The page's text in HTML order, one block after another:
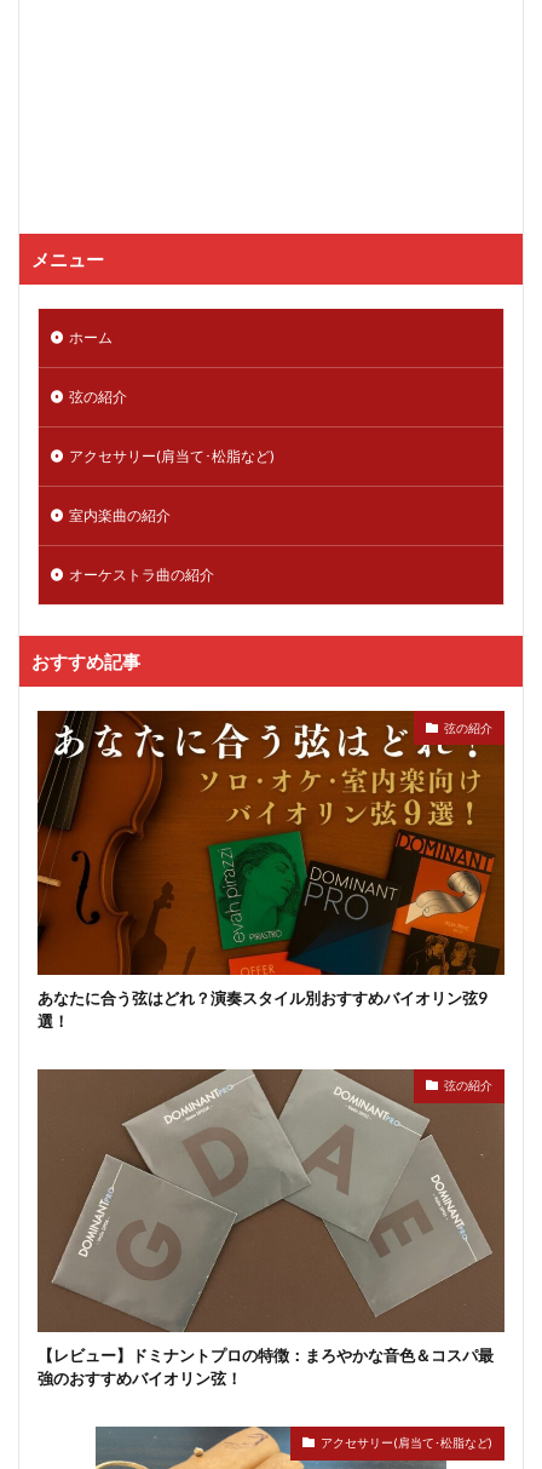
メニュー
ホーム
弦の紹介
アクセサリー(肩当て･松脂など)
室内楽曲の紹介
オーケストラ曲の紹介
おすすめ記事
弦の紹介
あなたに合う弦はどれ？演奏スタイル別おすすめバイオリン弦9
選！
弦の紹介
【レビュー】ドミナントプロの特徴：まろやかな音色＆コスパ最
強のおすすめバイオリン弦！
アクセサリー(肩当て･松脂など)